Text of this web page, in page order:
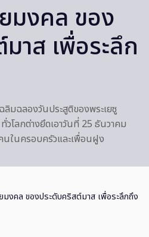
มงคล ของ
าส เพื่อระลึก
มฉลองวันประสูติของพระเยซู
โลกต่างยึดเอาวันที่ 25 ธันวาคม
ในครอบครัวและเพื่อนฝูง
งคล ของประดับคริสต์มาส เพื่อระลึกถึง